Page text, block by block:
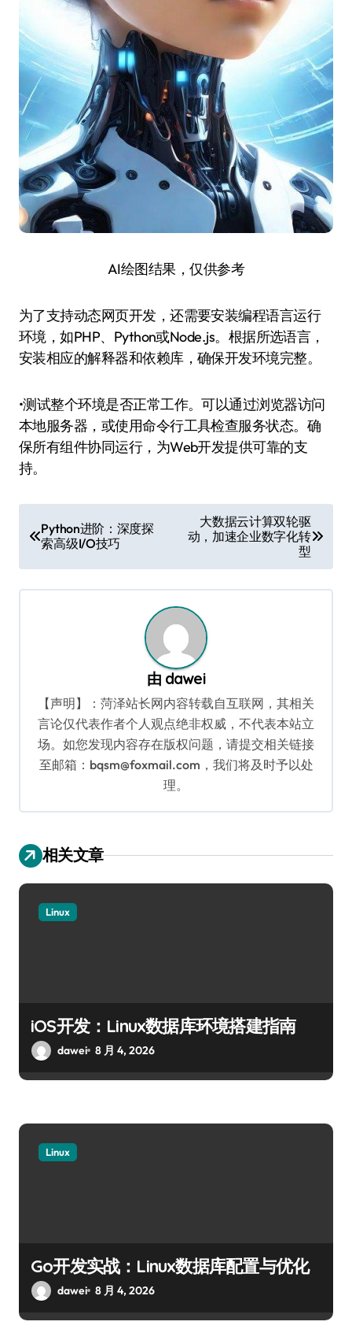
AI绘图结果，仅供参考
为了支持动态网页开发，还需要安装编程语言运行
环境，如PHP、Python或Node.js。根据所选语言，
安装相应的解释器和依赖库，确保开发环境完整。
•测试整个环境是否正常工作。可以通过浏览器访问
本地服务器，或使用命令行工具检查服务状态。确
保所有组件协同运行，为Web开发提供可靠的支
持。
章
导
航
Python进阶：深度探
索高级I/O技巧
大数据云计算双轮驱
动，加速企业数字化转
型
由 dawei
【声明】：菏泽站长网内容转载自互联网，其相关
言论仅代表作者个人观点绝非权威，不代表本站立
场。如您发现内容存在版权问题，请提交相关链接
至邮箱：bqsm@foxmail.com，我们将及时予以处
理。
相关文章
Linux
iOS开发：Linux数据库环境搭建指南
dawei 8 月 4, 2026
Linux
Go开发实战：Linux数据库配置与优化
dawei 8 月 4, 2026